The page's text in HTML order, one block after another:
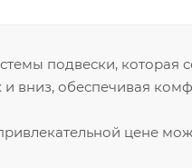
подвески, которая
вниз, обеспечивая
цене